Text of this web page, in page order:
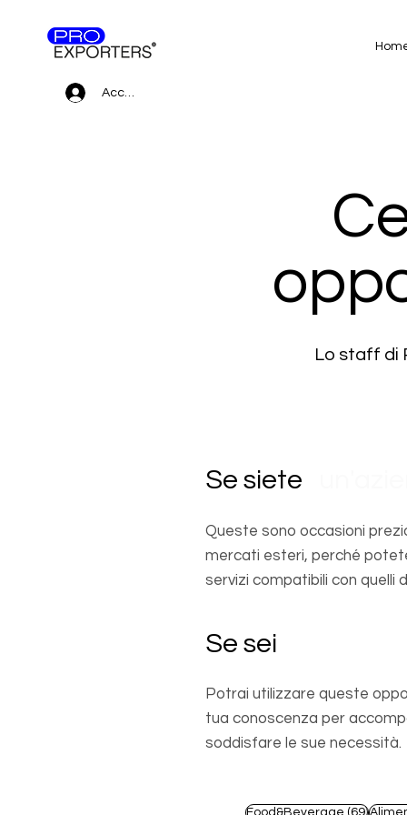
Accedi
Lo staff di
Se siete
Queste sono occasioni
mercati esteri, perché
servizi compatibili con quelli
Se sei
Potrai utilizzare queste
tua conoscenza per
soddisfare le sue necessità.
Food&Beverage (69)69